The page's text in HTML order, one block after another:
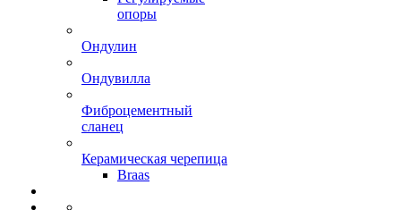
опоры
Ондулин
Ондувилла
Фиброцементный
сланец
Керамическая черепица
Braas